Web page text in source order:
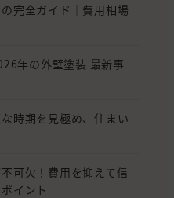
完全ガイド｜費用相場
年の外壁塗装 最新事
時期を見極め、住まい
可欠！費用を抑えて信
イント